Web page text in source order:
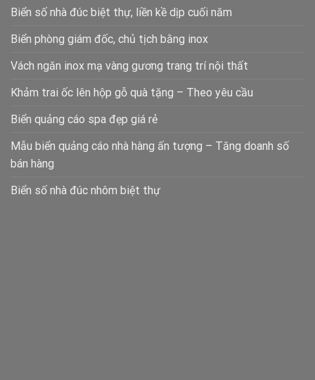
Biển số nhà đúc biệt thự, liền kề dịp cuối năm
Biển phòng giám đốc, chủ tịch bằng inox
Vách ngăn inox mạ vàng gương trang trí nội thất
Khảm trai ốc lên hộp gỗ quà tặng – Theo yêu cầu
Biển quảng cáo spa đẹp giá rẻ
Mẫu biển quảng cáo nhà hàng ấn tượng – Tăng doanh số
bán hàng
Biển số nhà đúc nhôm biệt thự